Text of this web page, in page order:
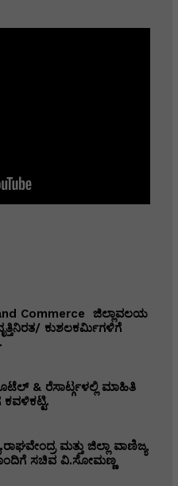
Commerce ಜಿಲ್ಲಾವಲಯ
ಕುಶಲಕರ್ಮಿಗಳಿಗೆ
& ರೆಸಾರ್ಟ್ಗಳಲ್ಲಿ ಮಾಹಿತಿ
ಮತ್ತು ಜಿಲ್ಲಾ ವಾಣಿಜ್ಯ
ಸಚಿವ ವಿ‌.ಸೋಮಣ್ಣ